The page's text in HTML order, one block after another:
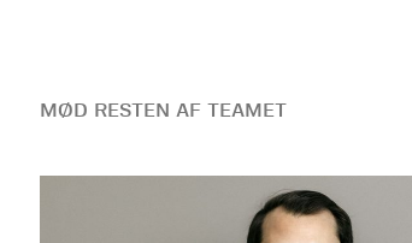
MØD RESTEN AF TEAMET